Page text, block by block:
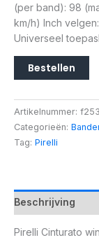
(per band): 98
km/h) Inch
Universeel
Bestellen
Artikelnummer:
Categorieën:
Tag: Pirelli
Beschrijving
Pirelli Cinturato